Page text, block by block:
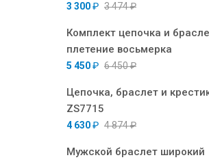
3 300₽ 3 474₽
Комплект цепочка и
плетение восьмерка
5 450₽ 6 450₽
Цепочка, браслет и
ZS7715
4 630₽ 4 874₽
Мужской браслет широкий